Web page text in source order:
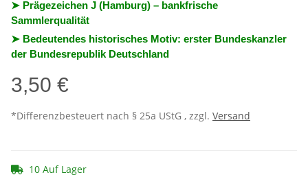
➤ Prägezeichen J (Hamburg) – bankfrische
Sammlerqualität
➤ Bedeutendes historisches Motiv: erster Bundeskanzler
der Bundesrepublik Deutschland
3,50 €
*Differenzbesteuert nach § 25a UStG , zzgl. Versand
10 Auf Lager